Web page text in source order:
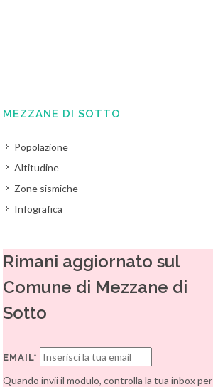
MEZZANE DI SOTTO
Popolazione
Altitudine
Zone sismiche
Infografica
Rimani aggiornato sul
Comune di Mezzane di
Sotto
EMAIL*
Quando invii il modulo, controlla la tua inbox per